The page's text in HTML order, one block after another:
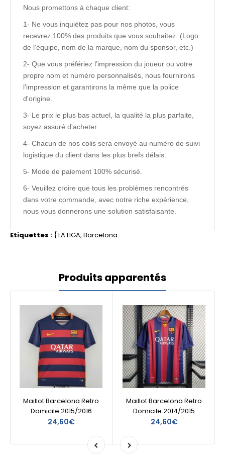
Nous promettons à chaque client:
1- Ne vous inquiétez pas pour nos photos, vous
recevrez 100% des produits que vous souhaitez. (Logo
de l'équipe, nom de la marque, nom du sponsor, etc.)
2- Que vous préfériez l'impression du joueur ou votre
propre nom et numéro personnalisés, nous fournirons
l'impression et garantirons la même que la police
d'origine.
3- Le prix le plus bas actuel, la qualité la plus parfaite,
soyez assuré d'acheter.
4- Chacun de nos colis sera envoyé au numéro de suivi
logistique du client dans les plus brefs délais.
5- Mode de paiement 100% sécurisé.
6- Veuillez croire que tous les problèmes rencontrés
dans votre commande, avec notre riche expérience,
nous vous donnerons une solution satisfaisante.
Etiquettes : {LA LIGA, Barcelona
Produits apparentés
Maillot Barcelona Retro
Domicile 2015/2016
24,60€
Maillot Barcelona Retro
Domicile 2014/2015
24,60€